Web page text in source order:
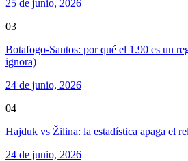
25 de junio, 2026
03
Botafogo-Santos: por qué el 1.90 es un
ignora)
24 de junio, 2026
04
Hajduk vs Žilina: la estadística apaga el
24 de junio, 2026